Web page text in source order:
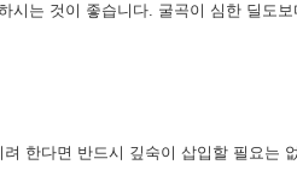
는 것이 좋습니다. 굴곡이 심한 딜도
한다면 반드시 깊숙이 삽입할 필요는